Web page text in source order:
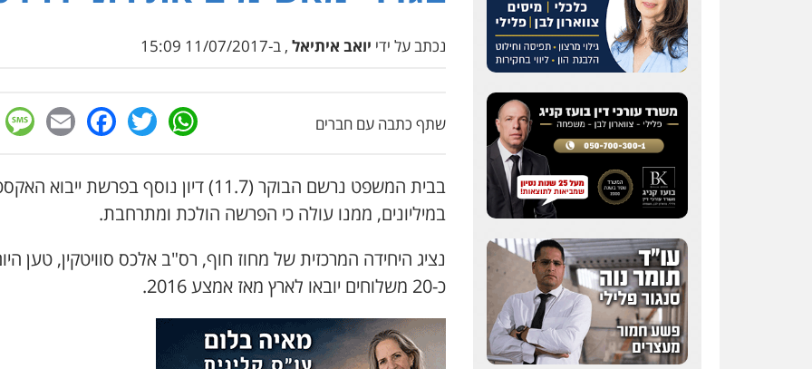
נכתב על ידי יואב איתיאל , ב-11/07/2017 15:09
שתף כתבה עם חברים WhatsApp
Twitter
בבית המשפט נרשם הבוקר (11.7) דיון נוסף בפרשת ייבוא
במיליונים, ממנו עולה כי הפרשה הולכת ומתרחבת.
נציג היחידה המרכזית של מחוז חוף, רס"ב אלכס סוויטקין, טען
כ-20 משלוחים יובאו לארץ מאז אמצע 2016.